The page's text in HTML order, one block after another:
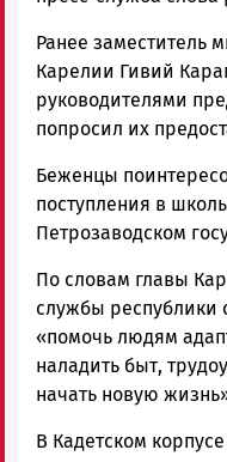
Ранее заместитель
Карелии Гивий
руководителями
попросил их
Беженцы
поступления в
Петрозаводском
По словам главы
службы республики
«помочь людям
наладить быт,
начать новую
В Кадетском